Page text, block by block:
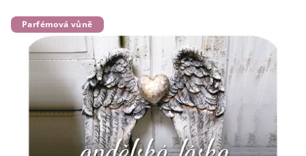
Parfémová vůně